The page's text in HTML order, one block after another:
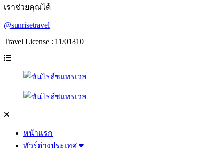
เราช่วยคุณได้
@sunrisetravel
Travel License : 11/01810
หน้าแรก
ทัวร์ต่างประเทศ